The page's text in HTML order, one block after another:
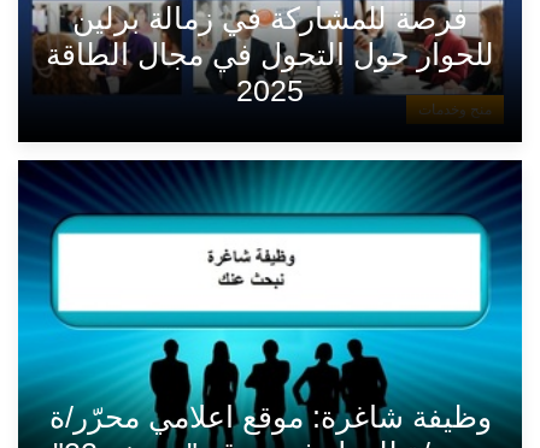
منح وخدمات
فرصة للمشاركة في زمالة برلين
للحوار حول التحول في مجال الطاقة
2025
وظيفة شاغرة: موقع اعلامي محرّر/ة